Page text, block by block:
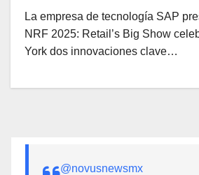
La empresa de tecnología SAP
NRF 2025: Retail’s Big Show
York dos innovaciones clave…
@novusnewsmx